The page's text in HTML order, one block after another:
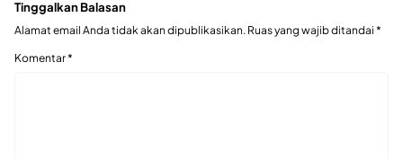
Tinggalkan Balasan
Alamat email Anda tidak akan dipublikasikan. Ruas yang wajib ditandai *
Komentar*